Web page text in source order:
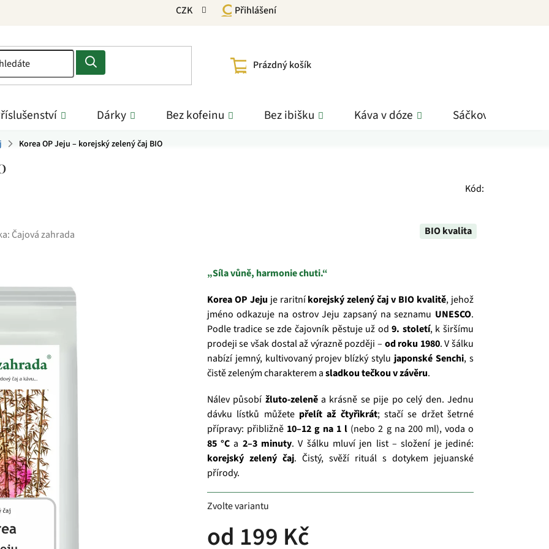
CZK Přihlášení
NÁKUPNÍ
Prázdný košík
Dárky Bez kofeinu Bez ibišku Káva v dóze Sáčkové čaje
Korea OP Jeju – korejský zelený čaj BIO
Kód:
BIO kvalita
Čajová zahrada
od 199 Kč
Zvolte variantu
„Síla vůně, harmonie chuti.“
Korea OP Jeju je raritníkorejský zelený čaj v BIO kvalitě, jehož
jméno odkazuje na ostrov Jeju zapsaný na seznamu UNESCO.
Podle tradice se zde čajovník pěstuje už od9. století, k širšímu
prodeji se však dostal až výrazně později – od roku 1980. V šálku
nabízí jemný, kultivovaný projev blízký stylu japonské Senchi, s
čistě zeleným charakterem asladkou tečkou v závěru.
Nálev působí žluto‑zeleněa krásně se pije po celý den. Jednu
dávku lístků můžete přelít až čtyřikrát; stačí se držet šetrné
přípravy: přibližně 10–12 g na 1 l (nebo 2 g na 200 ml), voda o
85 °C a 2–3 minuty. V šálku mluví jen list – složení je jediné:
korejský zelený čaj. Čistý, svěží rituál s dotykem jejuanské
přírody.